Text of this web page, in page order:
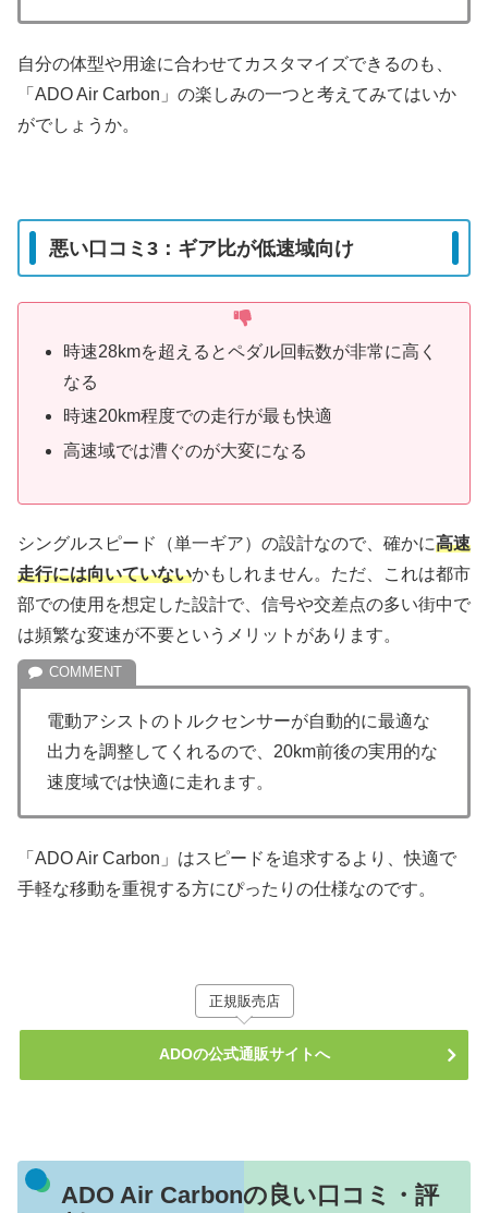
自分の体型や用途に合わせてカスタマイズできるのも、
「ADO Air Carbon」の楽しみの一つと考えてみてはいか
がでしょうか。
悪い口コミ3：ギア比が低速域向け
時速28kmを超えるとペダル回転数が非常に高く
なる
時速20km程度での走行が最も快適
高速域では漕ぐのが大変になる
シングルスピード（単一ギア）の設計なので、確かに高速
走行には向いていないかもしれません。ただ、これは都市
部での使用を想定した設計で、信号や交差点の多い街中で
は頻繁な変速が不要というメリットがあります。
電動アシストのトルクセンサーが自動的に最適な
出力を調整してくれるので、20km前後の実用的な
速度域では快適に走れます。
「ADO Air Carbon」はスピードを追求するより、快適で
手軽な移動を重視する方にぴったりの仕様なのです。
正規販売店
ADOの公式通販サイトへ
ADO Air Carbonの良い口コミ・評